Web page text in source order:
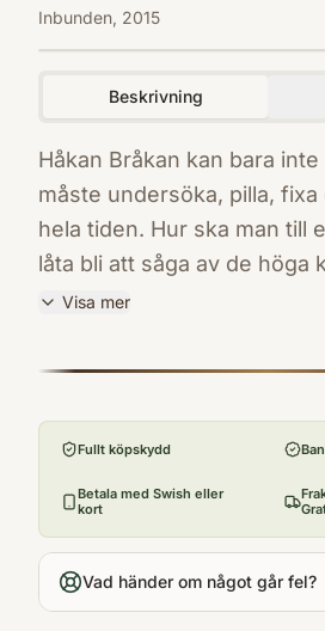
Inbunden, 2015
Beskrivning
Håkan Bråkan kan bara inte
måste undersöka, pilla,
hela tiden. Hur ska man till
låta bli att såga av de höga
mammas silvriga finskor när
att skruva ur skruvarna i
man ju. Det är ju bara att
Visa mer
9789176210116
Egmont Publishing
Utgivningsår
2015
Antal sidor
96
Språk
Fullt köpskydd
Betala med Swish eller
kort
Vad händer om något går fel?